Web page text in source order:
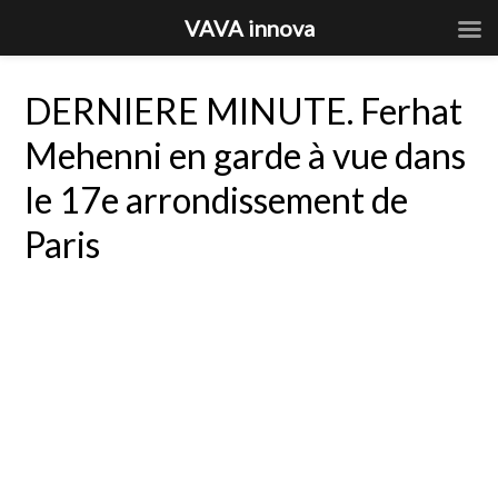
DERNIERE MINUTE. Ferhat
Mehenni en garde à vue dans
le 17e arrondissement de
Paris
VAVA innova